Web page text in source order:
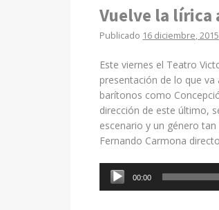
Vuelve la lírica
Publicado 16 diciembre, 2015
Este viernes el Teatro
presentación de lo que
barítonos como
dirección de este último,
escenario y un género
Fernando Carmona
Reproductor
00:00